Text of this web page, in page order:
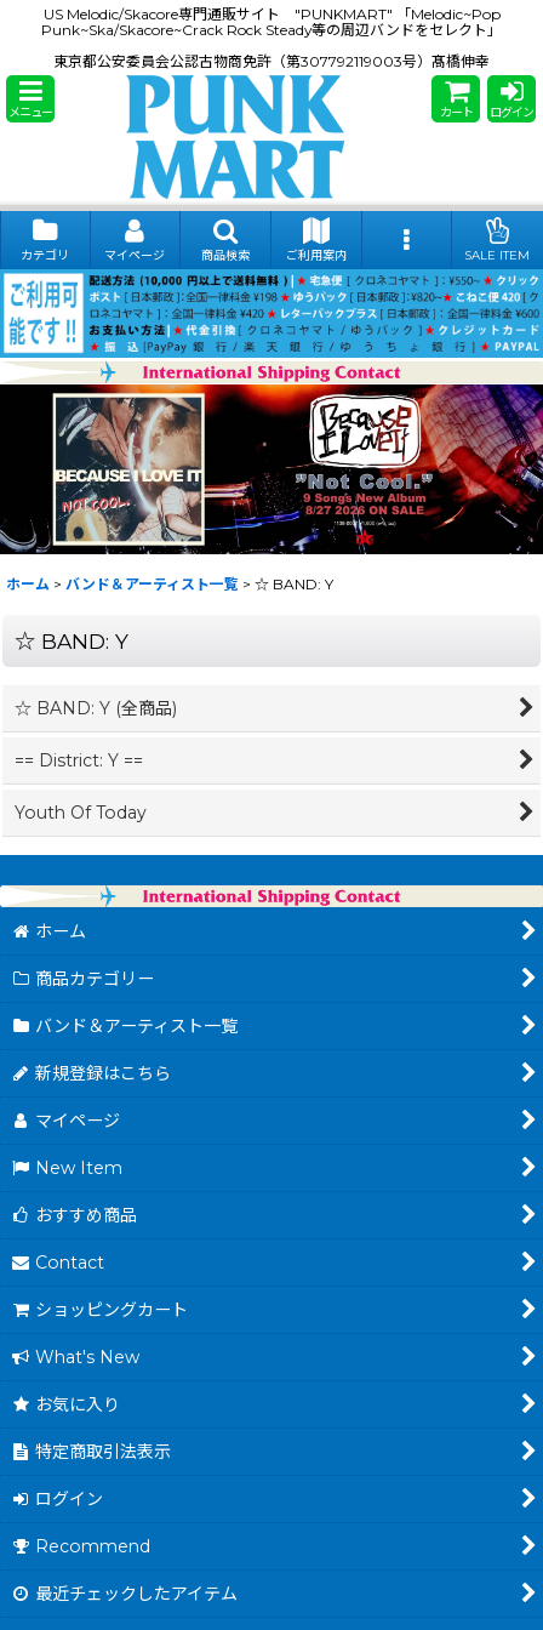
US Melodic/Skacore専門通販サイト "PUNKMART" 「Melodic~Pop
Punk~Ska/Skacore~Crack Rock Steady等の周辺バンドをセレクト」
東京都公安委員会公認古物商免許（第307792119003号）髙橋伸幸
メニュー カート ログイン
カテゴリ マイページ 商品検索 ご利用案内 SALE ITEM
ホーム > バンド＆アーティスト一覧 > ☆ BAND: Y
☆ BAND: Y
☆ BAND: Y (全商品)
== District: Y ==
Youth Of Today
ホーム
商品カテゴリー
バンド＆アーティスト一覧
新規登録はこちら
マイページ
New Item
おすすめ商品
Contact
ショッピングカート
What's New
お気に入り
特定商取引法表示
ログイン
Recommend
最近チェックしたアイテム